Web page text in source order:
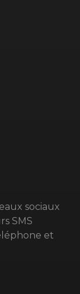
sociaux
SMS
et